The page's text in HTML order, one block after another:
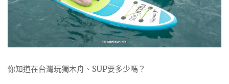
你知道在台灣玩獨木舟、SUP要多少嗎？